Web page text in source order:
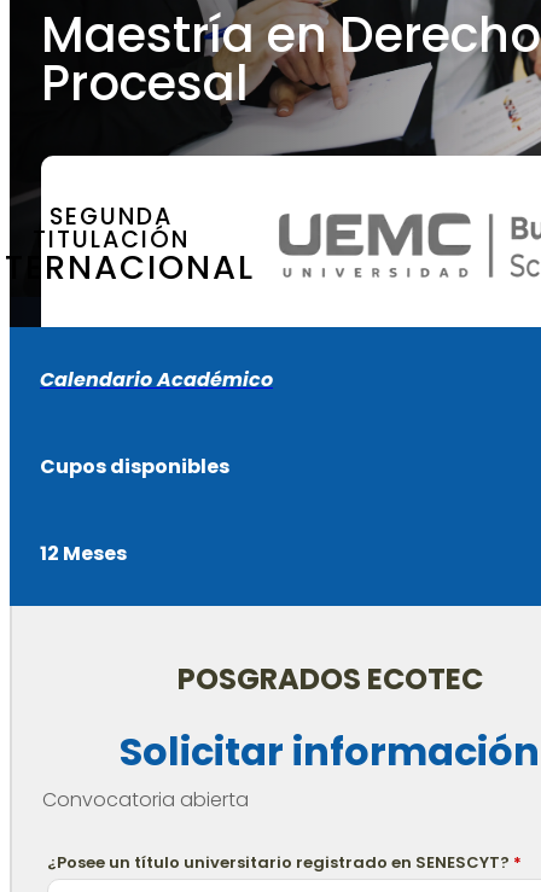
Maestría en Derecho
Procesal
SEGUNDA
TITULACIÓN
Calendario Académico
Cupos disponibles
12 Meses
POSGRADOS ECOTEC
Solicitar información
Convocatoria abierta
¿Posee un título universitario registrado en SENESCYT? *